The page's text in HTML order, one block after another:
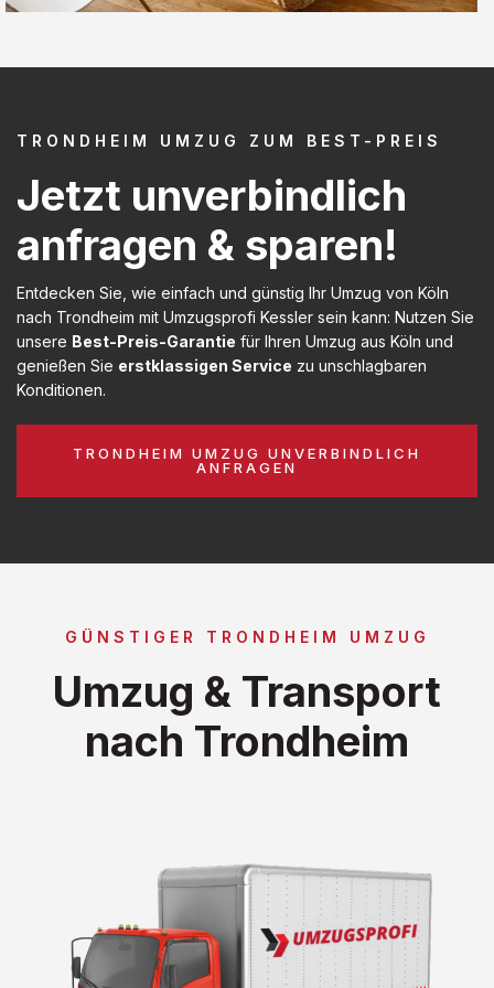
TRONDHEIM UMZUG ZUM BEST-PREIS
Jetzt unverbindlich
anfragen & sparen!
Entdecken Sie, wie einfach und günstig Ihr Umzug von Köln
nach Trondheim mit Umzugsprofi Kessler sein kann: Nutzen Sie
unsere Best-Preis-Garantie für Ihren Umzug aus Köln und
genießen Sie erstklassigen Service zu unschlagbaren
Konditionen.
TRONDHEIM UMZUG UNVERBINDLICH
ANFRAGEN
GÜNSTIGER TRONDHEIM UMZUG
Umzug & Transport
nach Trondheim